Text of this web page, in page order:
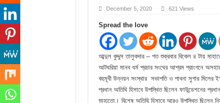
December 5, 2020 621 Views
Spread the love
আব্দুল কুদ্দুস তালুকদার – গত শুক্রবার বিকেল ৪ টায়
আটঘরিয়া মানব ধর্ম প্রচার সংঘের আশ্রম প্রাংগনে
বহুমূখী উন্নয়ন সংস্থার সভাপতি ও পাবনা সুগার মিলের
প্রধান অতিথি হিসাবে উপস্থিত ছিলেন ফাউন্ডেশনের
মাহাতো। বিশেষ অতিথি হিসাবে আরও উপস্থিত ছিলেন